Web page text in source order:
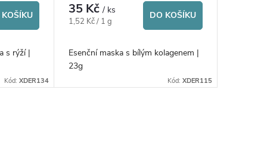
s rýží |
Kód: XDER134
35 Kč/ ks
Měrná
1,52 Kč / 1 g
DO KOŠÍKU
Esenční maska s bílým kolagenem |
23g
Kód: XDER115